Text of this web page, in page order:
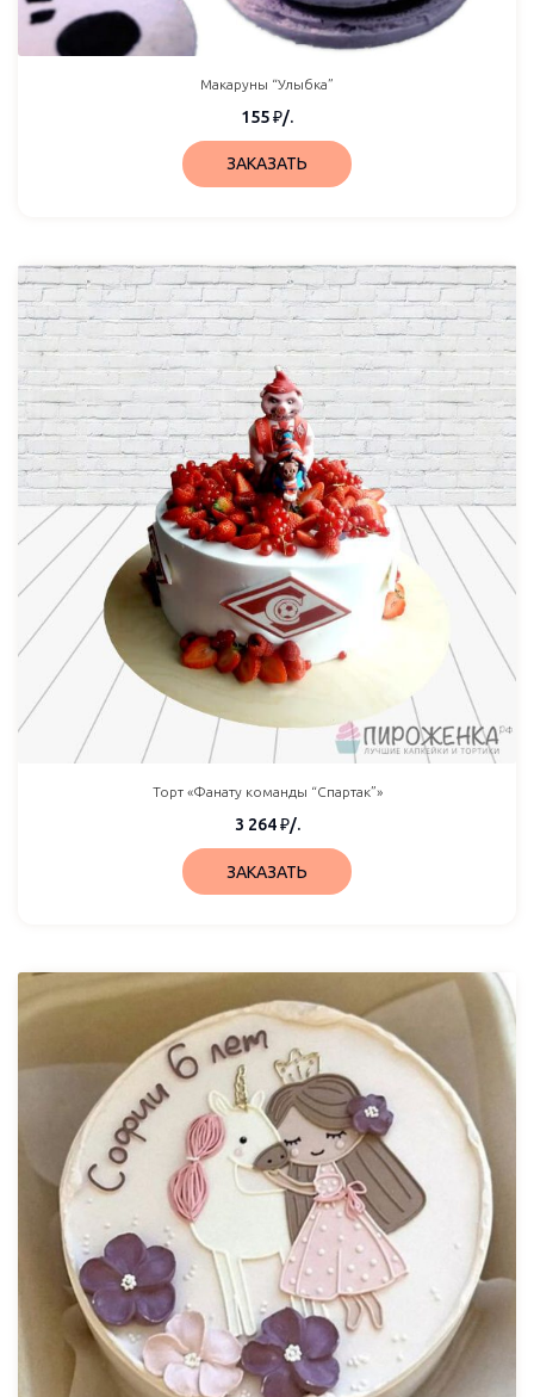
Макаруны “Улыбка”
155₽/.
ЗАКАЗАТЬ
Торт «Фанату команды “Спартак”»
3 264₽/.
ЗАКАЗАТЬ